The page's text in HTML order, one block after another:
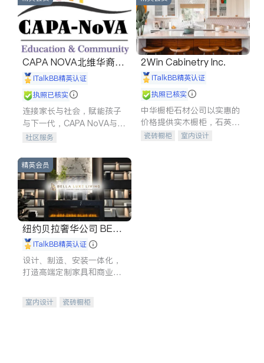
CAPA NOVA北维华裔家
长会iTalkBB精英认证
执照已核实
连接家长与社会，赋能孩子
与下一代，CAPA NoVA与您
携手建设包容、公平、充满
社区服务
2Win Cabinetry Inc.
iTalkBB精英认证
执照已核实
中华橱柜石材公司以实惠的
价格提供实木橱柜，石英石
台面，多种优质不锈钢水
瓷砖橱柜
室内设计
精英会员
纽约贝拉奢华公司 BELL
A LUXE
iTalkBB精英认证
设计、制造、安装一体化，
打造高端定制家具和商业空
室内设计
瓷砖橱柜